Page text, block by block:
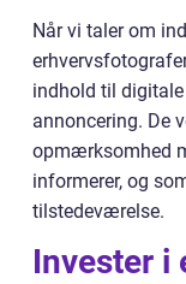
Når vi taler om
indhold til
annoncering. De
opmærksomhed
informerer, og
tilstedeværelse.
Invester i